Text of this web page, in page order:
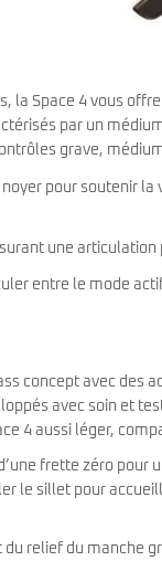
la Space 4 vous
par un
grave,
pour soutenir la
une
entre le mode
concept avec des
avec soin et
4 aussi léger,
frette zéro pour
le sillet pour
du relief du manche